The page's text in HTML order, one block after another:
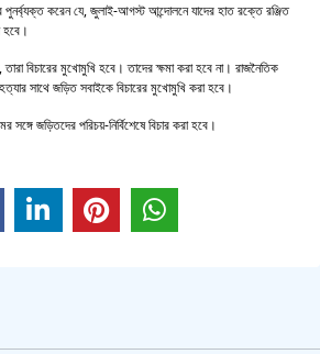
করেন যে, জুলাই-আগস্ট আন্দোলনে যাদের হাত রক্তে রঞ্জিত
হবে।
তারা বিচারের মুখোমুখি হবে। তাদের ক্ষমা করা হবে না। রাজনৈতিক
সাথে জড়িত সবাইকে বিচারের মুখোমুখি করা হবে।
জড়িতদের পরিচয়-নির্বিশেষে বিচার করা হবে।